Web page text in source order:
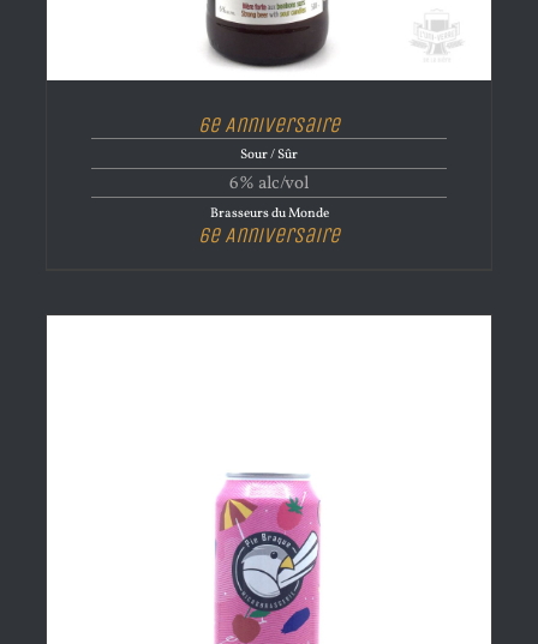
6e Anniversaire
Sour / Sûr
6% alc/vol
Brasseurs du Monde
6e Anniversaire